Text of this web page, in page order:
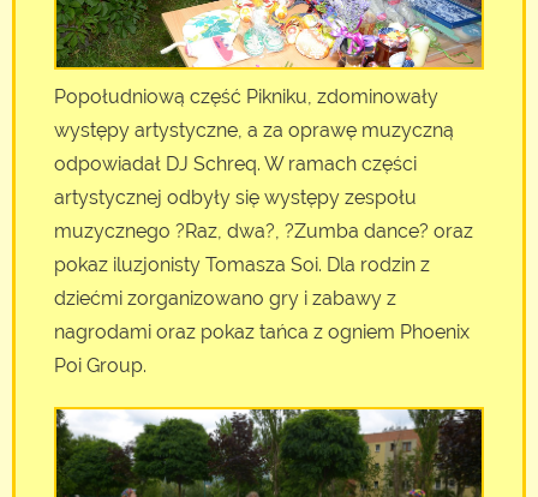
Popołudniową część Pikniku, zdominowały
występy artystyczne, a za oprawę muzyczną
odpowiadał DJ Schreq. W ramach części
artystycznej odbyły się występy zespołu
muzycznego ?Raz, dwa?, ?Zumba dance? oraz
pokaz iluzjonisty Tomasza Soi. Dla rodzin z
dziećmi zorganizowano gry i zabawy z
nagrodami oraz pokaz tańca z ogniem Phoenix
Poi Group.